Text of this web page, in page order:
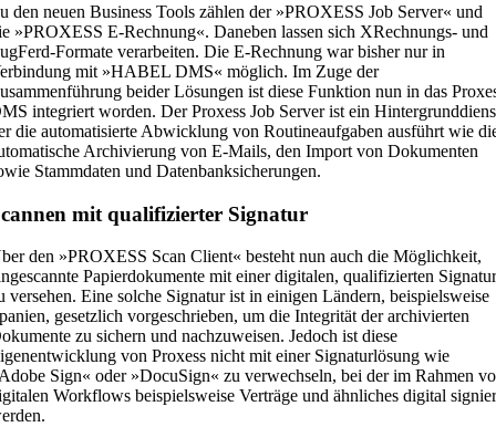
den neuen Business Tools zählen der »PROXESS Job Server« und
»PROXESS E-Rechnung«. Daneben lassen sich XRechnungs- und
Formate verarbeiten. Die E-Rechnung war bisher nur in
mit »HABEL DMS« möglich. Im Zuge der
beider Lösungen ist diese Funktion nun in das
integriert worden. Der Proxess Job Server ist ein
die automatisierte Abwicklung von Routineaufgaben ausführt wie
Archivierung von E-Mails, den Import von Dokumenten
Stammdaten und Datenbanksicherungen.
mit qualifizierter Signatur
den »PROXESS Scan Client« besteht nun auch die Möglichkeit,
Papierdokumente mit einer digitalen, qualifizierten
versehen. Eine solche Signatur ist in einigen Ländern, beispielsweise
gesetzlich vorgeschrieben, um die Integrität der archivierten
zu sichern und nachzuweisen. Jedoch ist diese
von Proxess nicht mit einer Signaturlösung wie
Sign« oder »DocuSign« zu verwechseln, bei der im Rahmen
Workflows beispielsweise Verträge und ähnliches digital